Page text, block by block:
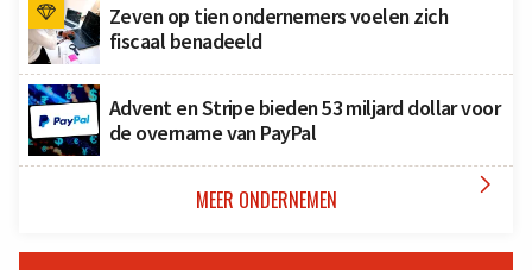
Zeven op tien ondernemers voelen zich
fiscaal benadeeld
Advent en Stripe bieden 53 miljard dollar voor
de overname van PayPal
MEER ONDERNEMEN 